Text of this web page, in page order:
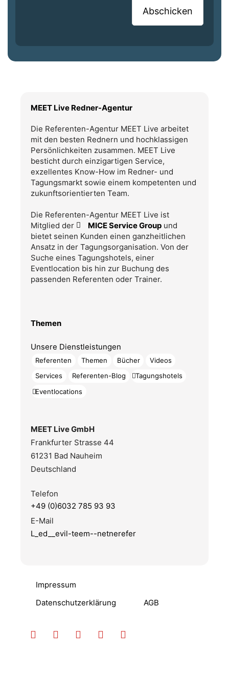
MEET Live Redner-Agentur
Die Referenten-Agentur MEET Live arbeitet
mit den besten Rednern und hochklassigen
Persönlichkeiten zusammen. MEET Live
besticht durch einzigartigen Service,
exzellentes Know-How im Redner- und
Tagungsmarkt sowie einem kompetenten und
zukunftsorientierten Team.
Die Referenten-Agentur MEET Live ist
Mitglied der
MICE Service Groupund
bietet seinen Kunden einen ganzheitlichen
Ansatz in der Tagungsorganisation. Von der
Suche eines Tagungshotels, einer
Eventlocation bis hin zur Buchung des
passenden Referenten oder Trainer.
Themen
Unsere Dienstleistungen
Referenten Themen Bücher
Videos
Services
Referenten-Blog
Tagungshotels
Eventlocations
MEET Live GmbH
Frankfurter Strasse 44
61231 Bad Nauheim
Deutschland
Telefon
+49 (0)6032 785 93 93
E-Mail
L_ed__evil-teem--netnerefer
Impressum
Datenschutzerklärung
AGB